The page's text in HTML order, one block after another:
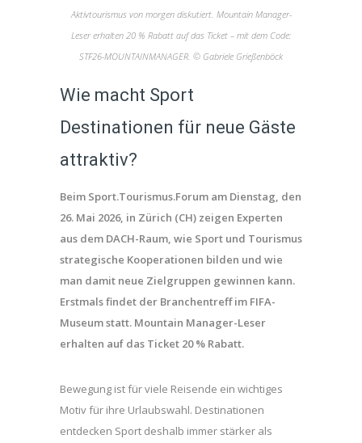
Aktivtourismus von morgen diskutiert. Mountain Manager-
Leser erhalten 20 % Rabatt auf das Ticket – mit dem Code:
STF26-MOUNTAINMANAGER. © Gabriele Grießenböck
Wie macht Sport
Destinationen für neue Gäste
attraktiv?
Beim Sport.Tourismus.Forum am Dienstag, den
26. Mai 2026, in Zürich (CH) zeigen Experten
aus dem DACH-Raum, wie Sport und Tourismus
strategische Kooperationen bilden und wie
man damit neue Zielgruppen gewinnen kann.
Erstmals findet der Branchentreff im FIFA-
Museum statt. Mountain Manager-Leser
erhalten auf das Ticket 20 % Rabatt.
Bewegung ist für viele Reisende ein wichtiges
Motiv für ihre Urlaubswahl. Destinationen
entdecken Sport deshalb immer stärker als